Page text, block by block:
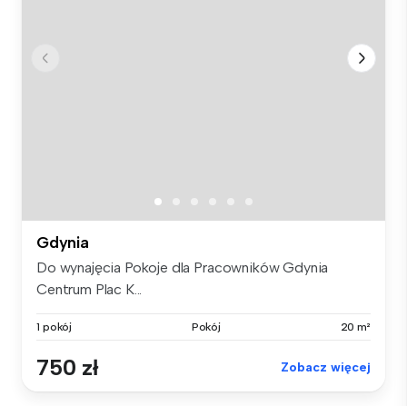
Gdynia
Do wynajęcia Pokoje dla Pracowników Gdynia
Centrum Plac K...
1 pokój Pokój 20 m²
750 zł Zobacz więcej